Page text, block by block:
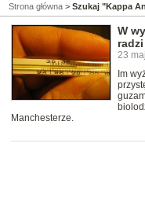
Strona główna > Szukaj "Kappa
W
23
Im
Manchesterze.